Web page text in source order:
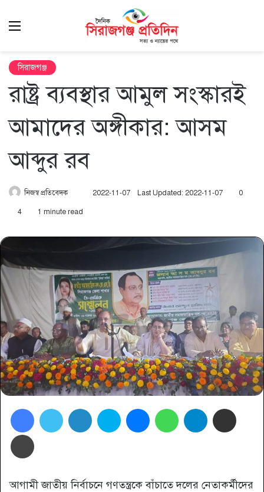
Menu
সিরাজগঞ্জ
রাষ্ট্র ব্যবস্থার আমুল সংস্কারই
আমাদের অঙ্গীকার: আসম
আব্দুর রব
নিজস্ব প্রতিবেদক
Send2022-11-07 Last Updated: 2022-11-07 0
4 1 minute read
Facebook
Twitter LinkedInSkype MessengerWhatsAppTelegram
প্রিন্ট
আগামী জাতীয় নির্বাচনে গণতন্ত্রকে বাঁচাতে দলের নেতাকর্মীদের